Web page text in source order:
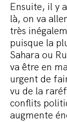
Ensuite, il y
là, on va
très
puisque la
Sahara ou
va être en
urgent de
vu de la
conflits
augmente